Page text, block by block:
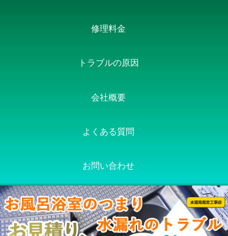
修理料金
トラブルの原因
会社概要
よくある質問
お問い合わせ